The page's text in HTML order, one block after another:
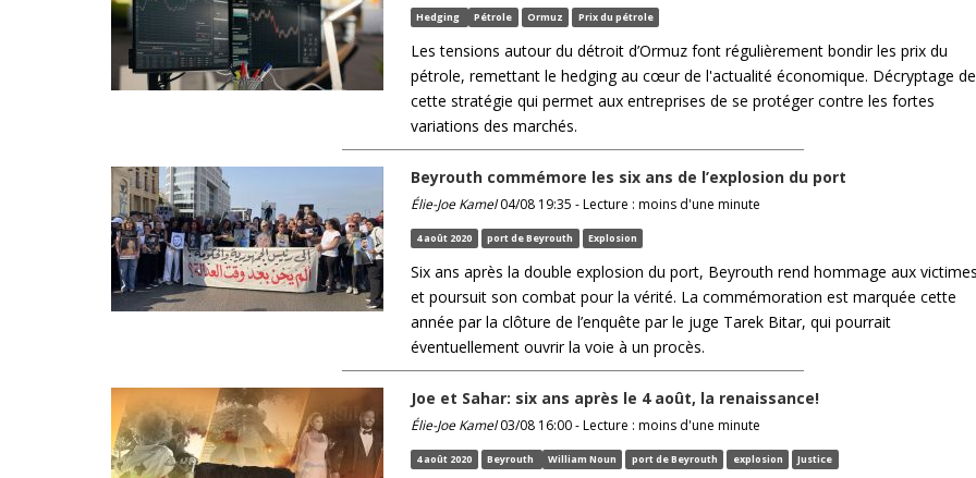
Hedging Pétrole Ormuz Prix du pétrole
Les tensions autour du détroit d’Ormuz font régulièrement bondir les prix du
pétrole, remettant le hedging au cœur de l'actualité économique. Décryptage de
cette stratégie qui permet aux entreprises de se protéger contre les fortes
variations des marchés.
Beyrouth commémore les six ans de l’explosion du port
Élie-Joe Kamel04/08 19:35 - Lecture : moins d'une minute
4 août 2020 port de Beyrouth Explosion
Six ans après la double explosion du port, Beyrouth rend hommage aux victimes
et poursuit son combat pour la vérité. La commémoration est marquée cette
année par la clôture de l’enquête par le juge Tarek Bitar, qui pourrait
éventuellement ouvrir la voie à un procès.
Joe et Sahar: six ans après le 4 août, la renaissance!
Élie-Joe Kamel03/08 16:00 - Lecture : moins d'une minute
4 août 2020 Beyrouth William Noun port de Beyrouth explosion Justice